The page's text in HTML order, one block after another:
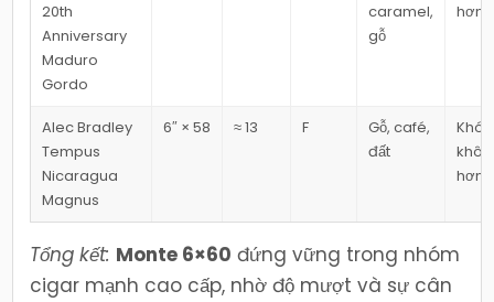
20th
Anniversary
Maduro
Gordo
caramel,
gỗ
hơn
Alec Bradley
Tempus
Nicaragua
Magnus
6″ × 58 ≈ 13 F
Gỗ, café,
đất
Khói
khô
hơn
Tổng kết: Monte 6×60 đứng vững trong nhóm
cigar mạnh cao cấp, nhờ độ mượt và sự cân